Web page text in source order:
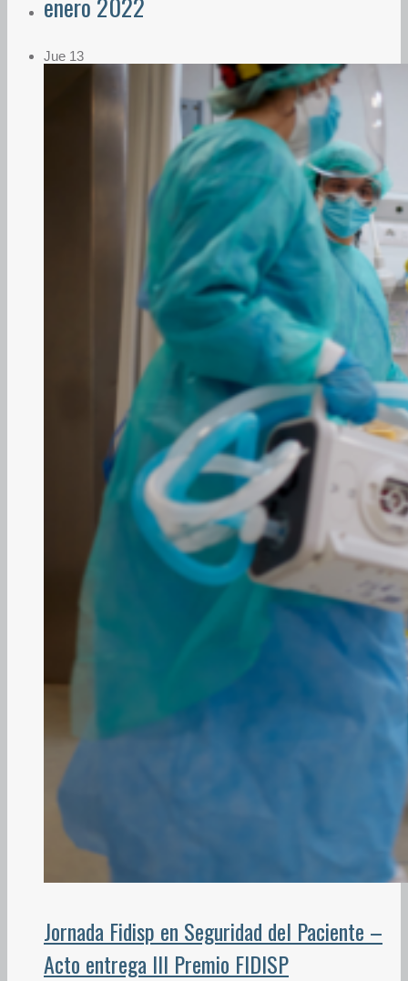
Jue 13
Jornada Fidisp en Seguridad del Paciente –
Acto entrega III Premio FIDISP